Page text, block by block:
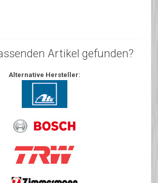
Artikel gefunden?
Alternative Hersteller: